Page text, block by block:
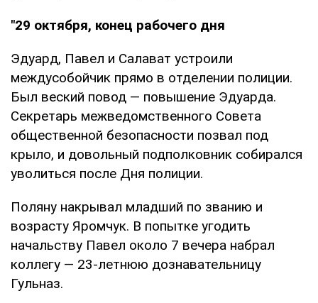
"29 октября, конец рабочего дня
Эдуард, Павел и Салават устроили
междусобойчик прямо в отделении полиции.
Был веский повод — повышение Эдуарда.
Секретарь межведомственного Совета
общественной безопасности позвал под
крыло, и довольный подполковник собирался
уволиться после Дня полиции.
Поляну накрывал младший по званию и
возрасту Яромчук. В попытке угодить
начальству Павел около 7 вечера набрал
коллегу — 23-летнюю дознавательницу
Гульназ.